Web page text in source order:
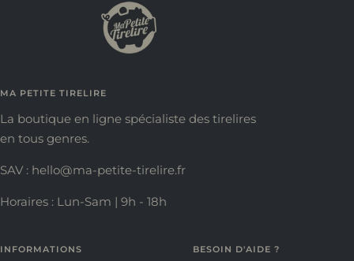
MA PETITE TIRELIRE
La boutique en ligne spécialiste des tirelires
en tous genres.
SAV : hello@ma-petite-tirelire.fr
Horaires : Lun-Sam | 9h - 18h
INFORMATIONS BESOIN D'AIDE ?